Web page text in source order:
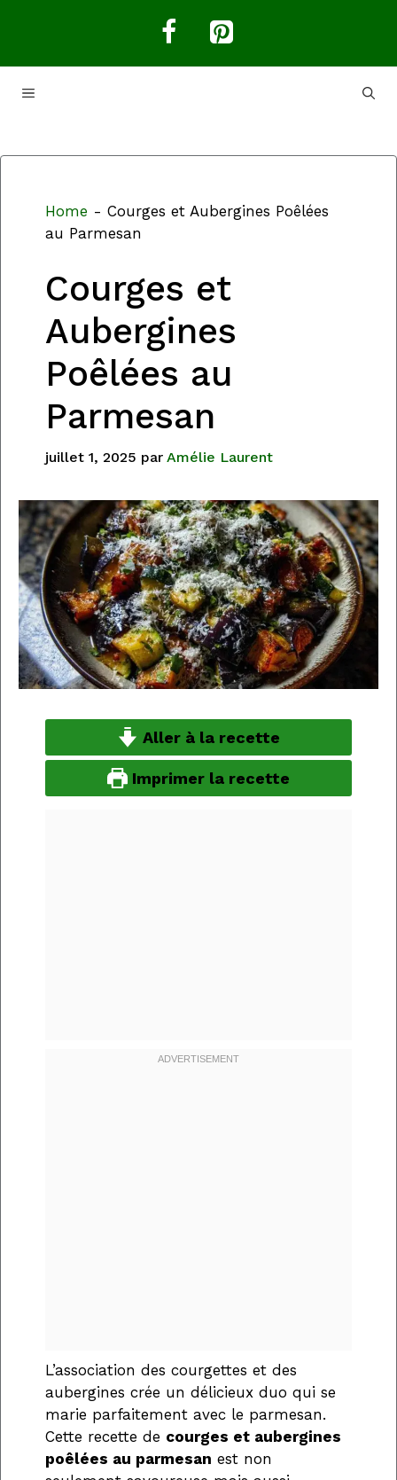
MENU
Home - Courges et Aubergines Poêlées
au Parmesan
Courges et
Aubergines
Poêlées au
Parmesan
juillet 1, 2025 par Amélie Laurent
Aller à la recette
Imprimer la recette
L’association des courgettes et des
aubergines crée un délicieux duo qui se
marie parfaitement avec le parmesan.
Cette recette de courges et aubergines
poêlées au parmesan est non